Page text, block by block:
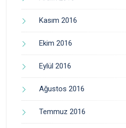
Kasım 2016
Ekim 2016
Eylül 2016
Ağustos 2016
Temmuz 2016